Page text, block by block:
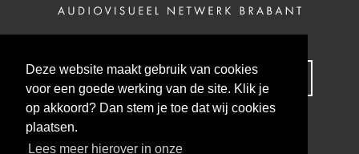
Deze website maakt gebruik van cookies
voor een goede werking van de site. Klik je
op akkoord? Dan stem je toe dat wij cookies
plaatsen.
Lees meer hierover in onze
MELD JE NU AAN VOOR ONZE NIEUWSBRIEF